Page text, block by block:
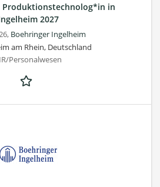
Produktionstechnolog*in in
2027
Boehringer Ingelheim
am Rhein, Deutschland
Personalwesen